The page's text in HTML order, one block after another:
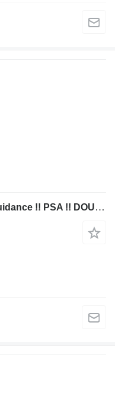
Jungheinrich EKS 210 - Wire Guidance !! PSA !! DOUBLE steering !! Triplex FFL